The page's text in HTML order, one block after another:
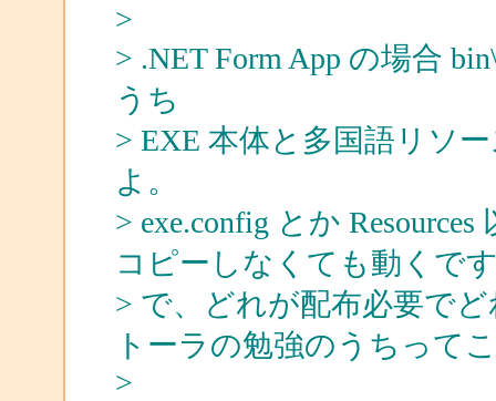
>
> .NET Form App の場合
うち
> EXE 本体と多国語リソ
よ。
> exe.config とか
コピーしなくても動くで
> で、どれが配布必要で
トーラの勉強のうちって
>